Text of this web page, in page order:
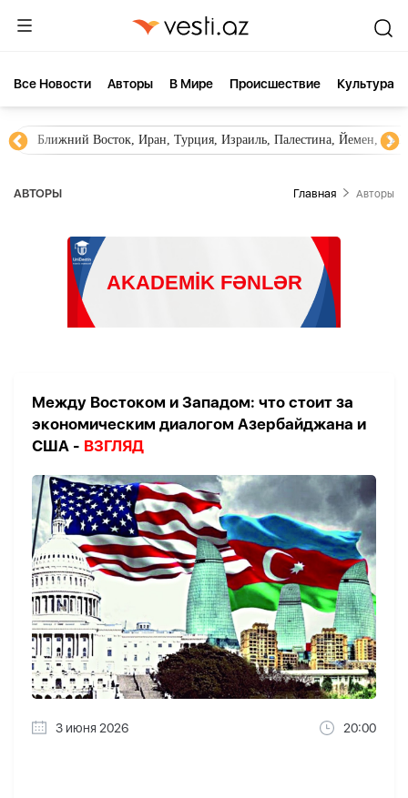
Все Новости Aвторы В Мире Происшествие Культура
Ближний Восток, Иран, Турция, Израиль, Палестина, Йемен,
AВТОРЫ Главная Aвторы
Между Востоком и Западом: что стоит за
экономическим диалогом Азербайджана и
США - ВЗГЛЯД
3 июня 2026 20:00